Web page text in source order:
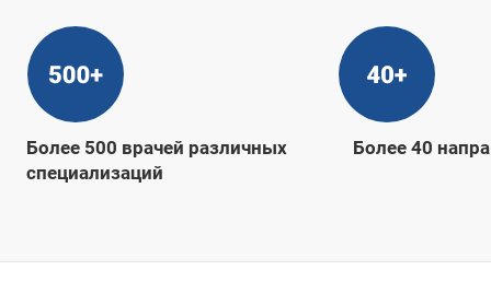
Более 500 врачей различных
специализаций
Более 40